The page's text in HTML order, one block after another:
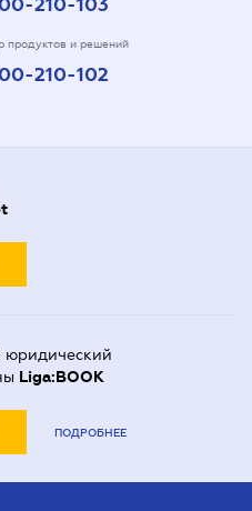
210-103
продуктов и решений
210-102
Liga:BOOK
ПОДРОБНЕЕ